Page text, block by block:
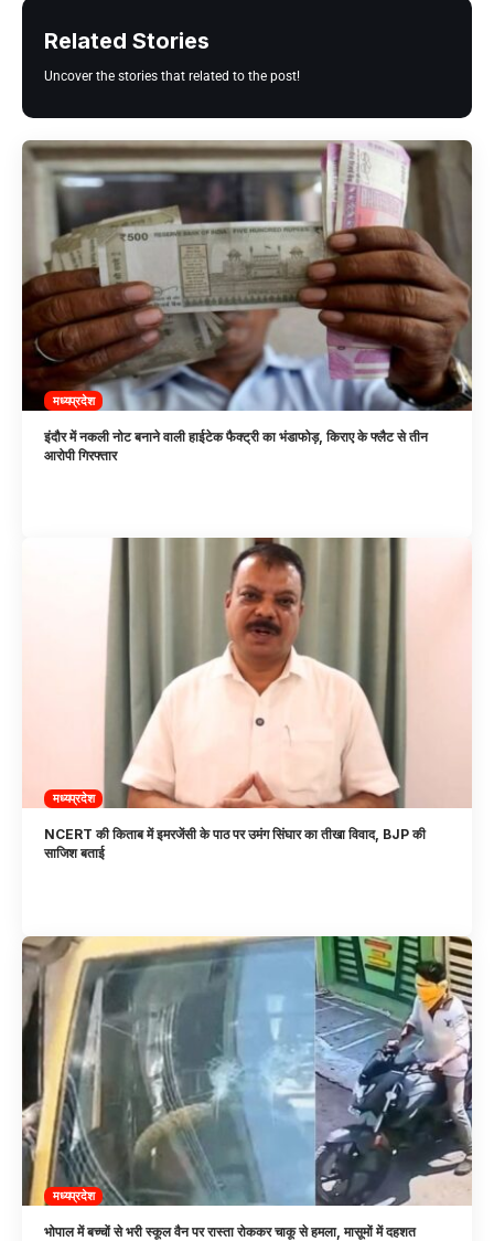
Related Stories
Uncover the stories that related to the post!
मध्यप्रदेश
इंदौर में नकली नोट बनाने वाली हाईटेक फैक्ट्री का भंडाफोड़, किराए के फ्लैट से तीन
आरोपी गिरफ्तार
मध्यप्रदेश
NCERT की किताब में इमरजेंसी के पाठ पर उमंग सिंघार का तीखा विवाद, BJP की
साजिश बताई
मध्यप्रदेश
भोपाल में बच्चों से भरी स्कूल वैन पर रास्ता रोककर चाकू से हमला, मासूमों में दहशत